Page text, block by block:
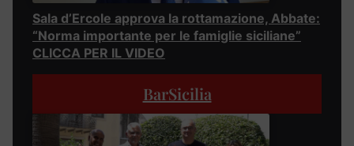
Sala d’Ercole approva la rottamazione, Abbate:
“Norma importante per le famiglie siciliane”
CLICCA PER IL VIDEO
BarSicilia